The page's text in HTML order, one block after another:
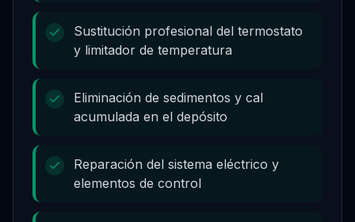
Sustitución profesional del termostato
y limitador de temperatura
Eliminación de sedimentos y cal
acumulada en el depósito
Reparación del sistema eléctrico y
elementos de control